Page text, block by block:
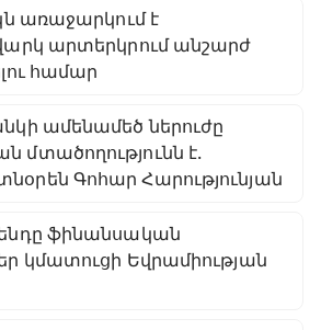
առաջարկում է
արտերկրում անշարժ
համար
ամենամեծ ներուժը
մտածողությունն է․
Գոհար Հարությունյան
ֆինանսական
կմատուցի Եվրամիության